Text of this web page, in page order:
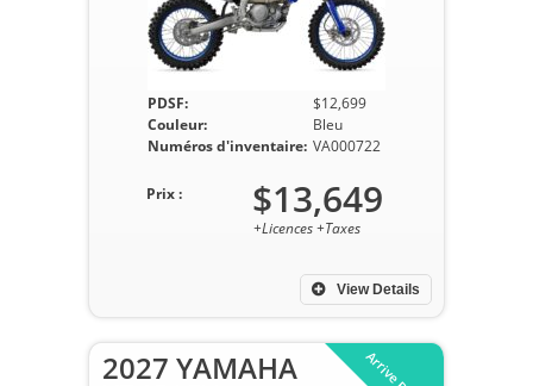
PDSF:
$12,699
Couleur:
Bleu
Numéros d'inventaire: VA000722
View Details
Prix : $13,649
+Licences +Taxes
2027 YAMAHA